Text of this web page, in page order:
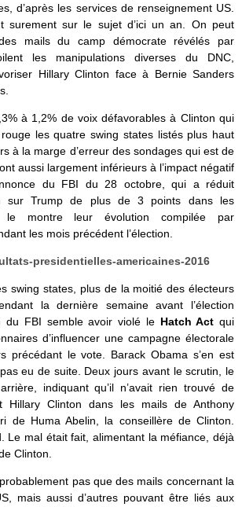
d’après les services de renseignement US.
surement sur le sujet d’ici un an. On peut
mails du camp démocrate révélés par
les manipulations diverses du DNC,
Hillary Clinton face à Bernie Sanders
à 1,2% de voix défavorables à Clinton qui
les quatre swing states listés plus haut
à la marge d’erreur des sondages qui est de
aussi largement inférieurs à l’impact négatif
du FBI du 28 octobre, qui a réduit
sur Trump de plus de 3 points dans les
le montre leur évolution compilée par
les mois précédent l’élection.
swing states, plus de la moitié des électeurs
la dernière semaine avant l’élection
du FBI semble avoir violé le Hatch Act qui
d’influencer une campagne électorale
précédant le vote. Barack Obama s’en est
eu de suite. Deux jours avant le scrutin, le
indiquant qu’il n’avait rien trouvé de
Hillary Clinton dans les mails de Anthony
de Huma Abelin, la conseillère de Clinton.
Le mal était fait, alimentant la méfiance, déjà
Clinton.
pas que des mails concernant la
mais aussi d’autres pouvant être liés aux